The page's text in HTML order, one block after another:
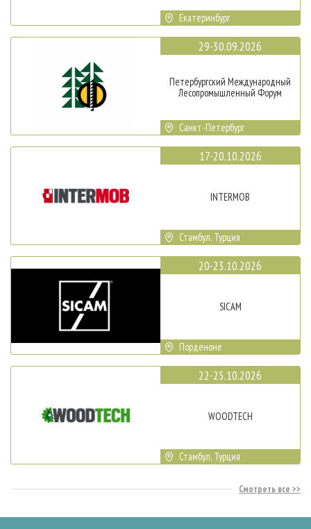
Екатеринбург
29-30.09.2026
Петербургский Международный
Лесопромышленный Форум
Санкт-Петербург
17-20.10.2026
INTERMOB
Стамбул, Турция
20-23.10.2026
SICAM
Порденоне
22-25.10.2026
WOODTECH
Стамбул, Турция
Смотреть все